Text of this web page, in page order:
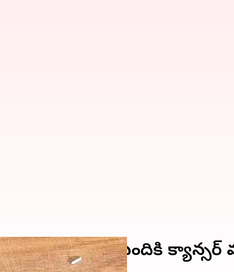
20% మందికి క్యాన్సర్‌